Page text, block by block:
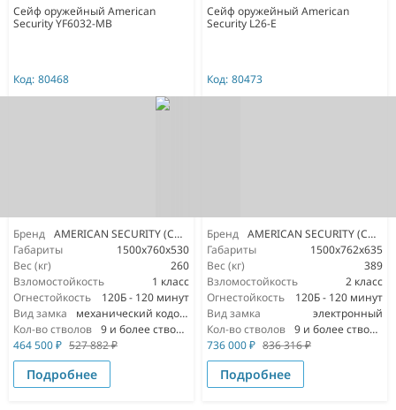
Сейф оружейный American
Security YF6032-MB
Код: 80468
Бренд
AMERICAN SECURITY (США)
Габариты
1500x760x530
Вес (кг)
260
Взломостойкость
1 класс
Огнестойкость
120Б - 120 минут
Вид замка
механический кодовый
Кол-во стволов
9 и более стволов
464 500₽ 527 882₽
Подробнее
Сейф оружейный American
Security L26-E
Код: 80473
Бренд
AMERICAN SECURITY (США)
Габариты
1500x762x635
Вес (кг)
389
Взломостойкость
2 класс
Огнестойкость
120Б - 120 минут
Вид замка
электронный
Кол-во стволов
9 и более стволов
736 000₽ 836 316₽
Подробнее